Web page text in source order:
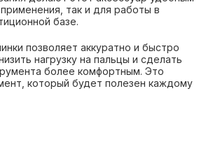
так и для работы в
базе.
позволяет аккуратно и быстро
нагрузку на пальцы и сделать
более комфортным. Это
который будет полезен каждому